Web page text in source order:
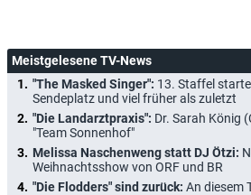
Meistgelesene TV-News
"The Masked Singer": 13. Staffel
Sendeplatz und viel früher als zuletzt
"Die Landarztpraxis": Dr. Sarah König
"Team Sonnenhof"
Melissa Naschenweng statt DJ Ötzi:
Weihnachtsshow von ORF und BR
"Die Flodders" sind zurück: An diesem